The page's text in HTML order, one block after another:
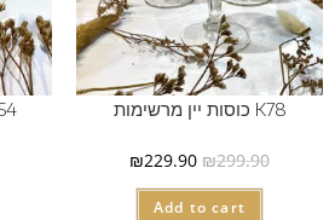
K78 כוסות יין מרשימות
₪299.90
₪229.90
Add to cart